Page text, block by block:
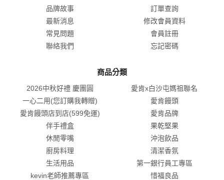
品牌故事
最新消息
常見問題
聯絡我們
訂單查詢
修改會員資料
會員註冊
忘記密碼
商品分類
2026中秋好禮 慶團圓
愛肯x白沙屯媽祖聯名
一心二用(您訂購我轉贈)
愛肯饅頭
愛肯饅頭店到店(599免運)
愛肯品牌
伴手禮盒
果乾堅果
休閒零嘴
沖泡飲品
廚房料理
清潔香氛
生活用品
第一銀行員工專區
kevin老師推薦專區
惜福良品